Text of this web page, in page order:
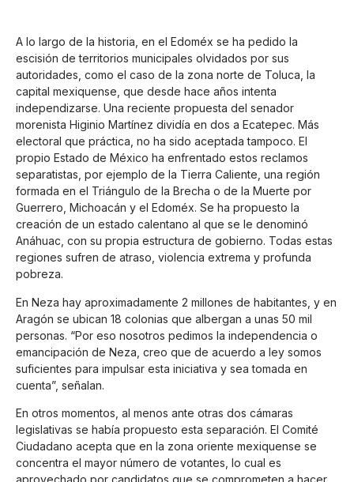
A lo largo de la historia, en el Edoméx se ha pedido la
escisión de territorios municipales olvidados por sus
autoridades, como el caso de la zona norte de Toluca, la
capital mexiquense, que desde hace años intenta
independizarse. Una reciente propuesta del senador
morenista Higinio Martínez dividía en dos a Ecatepec. Más
electoral que práctica, no ha sido aceptada tampoco. El
propio Estado de México ha enfrentado estos reclamos
separatistas, por ejemplo de la Tierra Caliente, una región
formada en el Triángulo de la Brecha o de la Muerte por
Guerrero, Michoacán y el Edoméx. Se ha propuesto la
creación de un estado calentano al que se le denominó
Anáhuac, con su propia estructura de gobierno. Todas estas
regiones sufren de atraso, violencia extrema y profunda
pobreza.
En Neza hay aproximadamente 2 millones de habitantes, y en
Aragón se ubican 18 colonias que albergan a unas 50 mil
personas. “Por eso nosotros pedimos la independencia o
emancipación de Neza, creo que de acuerdo a ley somos
suficientes para impulsar esta iniciativa y sea tomada en
cuenta”, señalan.
En otros momentos, al menos ante otras dos cámaras
legislativas se había propuesto esta separación. El Comité
Ciudadano acepta que en la zona oriente mexiquense se
concentra el mayor número de votantes, lo cual es
aprovechado por candidatos que se comprometen a hacer